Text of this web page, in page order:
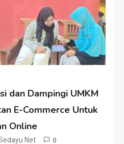
dan Dampingi UMKM
E-Commerce Untuk
Online
Net 0